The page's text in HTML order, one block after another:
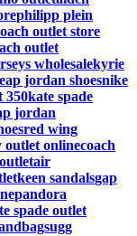
philipp plein
outlet store
outlet
wholesalekyrie
jordan shoesnike
350kate spade
jordan
red wing
outlet onlinecoach
air
keen sandalsgap
pandora
spade outlet
ugg